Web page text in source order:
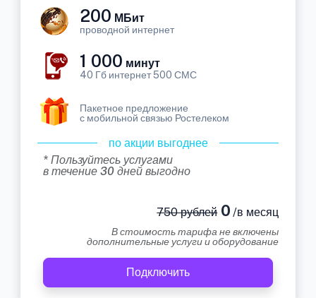
200 МБит
проводной интернет
1 000 минут
40 Гб интернет 500 СМС
Пакетное предложение
с мобильной связью Ростелеком
по акции выгоднее
* Пользуйтесь услугами
в течение 30 дней выгодно
750 рублей0 /в месяц
В стоимость тарифа не включены
дополнительные услуги и оборудование
Подключить